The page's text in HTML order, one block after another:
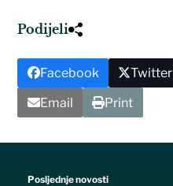
Podijeli
Facebook Twitter
Email
Print
Posljednje novosti